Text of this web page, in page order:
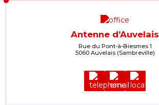
Antenne d’Auvelais
Rue du Pont-à-Biesmes 1
5060 Auvelais (Sambreville)